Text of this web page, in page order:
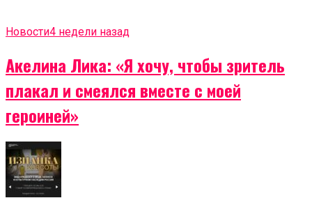
Новости4 недели назад
Акелина Лика: «Я хочу, чтобы зритель
плакал и смеялся вместе с моей
героиней»